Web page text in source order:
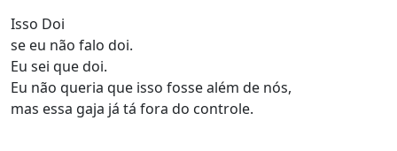
Isso Doi
se eu não falo doi.
Eu sei que doi.
Eu não queria que isso fosse além de nós,
mas essa gaja já tá fora do controle.